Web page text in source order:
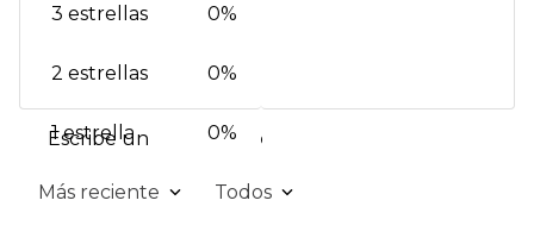
3 estrellas 0%
2 estrellas 0%
1 estrella 0%
Escribe un comentario
Más reciente Todos